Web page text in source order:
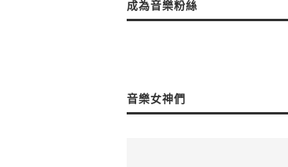
成為音樂粉絲
音樂女神們